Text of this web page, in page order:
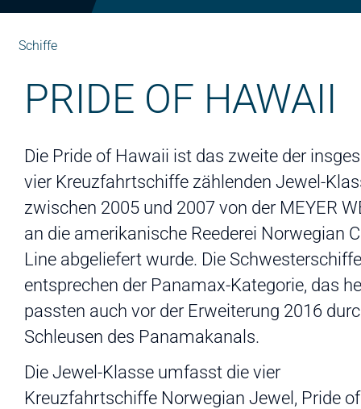
Schiffe
PRIDE OF HAWAII
Die Pride of Hawaii ist das zweite der
vier Kreuzfahrtschiffe zählenden Jewel-
zwischen 2005 und 2007 von der MEYER
an die amerikanische Reederei Norwegian
Line abgeliefert wurde. Die Schwesterschiffe
entsprechen der Panamax-Kategorie, das
passten auch vor der Erweiterung 2016
Schleusen des Panamakanals.
Die Jewel-Klasse umfasst die vier
Kreuzfahrtschiffe Norwegian Jewel, Pride of